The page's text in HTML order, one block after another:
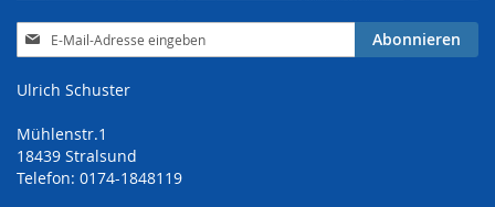
Anmeldung
zum
Abonnieren
Ulrich Schuster
Mühlenstr.1
18439 Stralsund
Telefon: 0174-1848119